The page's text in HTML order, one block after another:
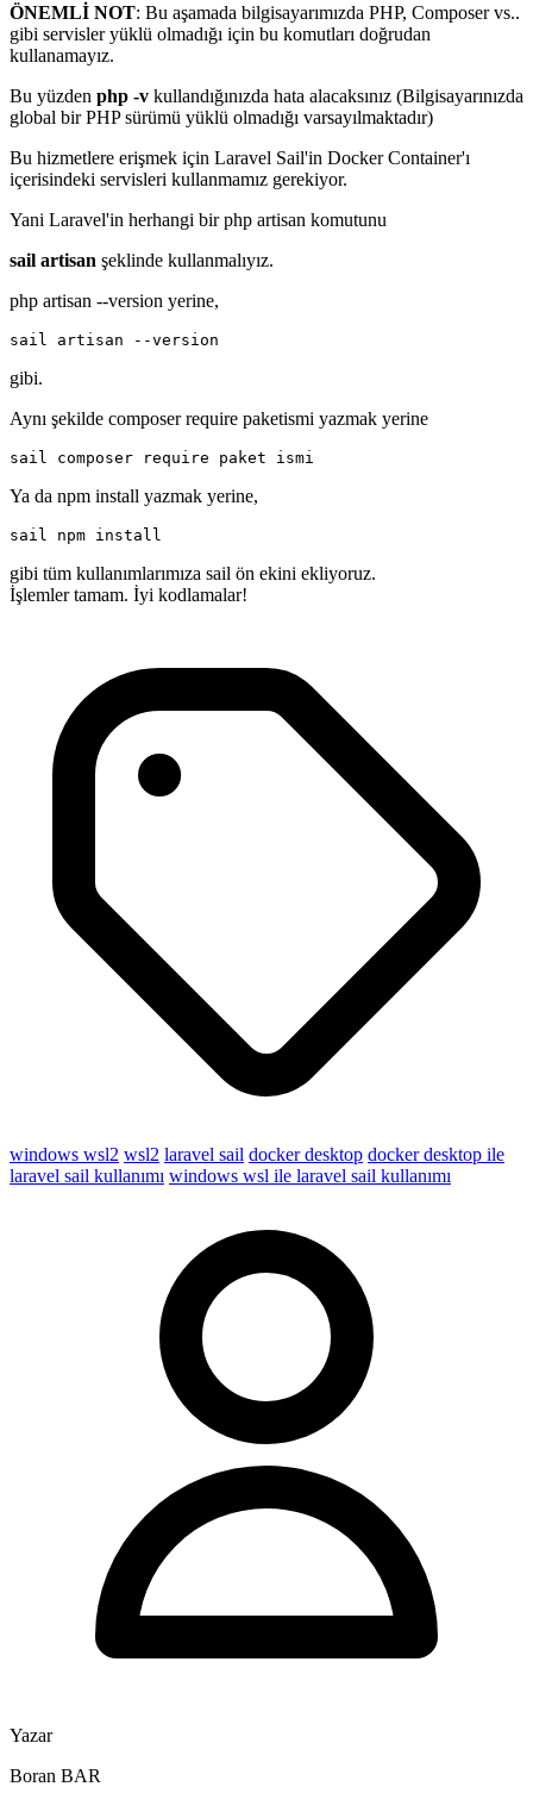
ÖNEMLİ NOT: Bu aşamada bilgisayarımızda PHP, Composer vs..
gibi servisler yüklü olmadığı için bu komutları doğrudan
kullanamayız.
Bu yüzden php -v kullandığınızda hata alacaksınız (Bilgisayarınızda
global bir PHP sürümü yüklü olmadığı varsayılmaktadır)
Bu hizmetlere erişmek için Laravel Sail'in Docker Container'ı
içerisindeki servisleri kullanmamız gerekiyor.
Yani Laravel'in herhangi bir php artisan komutunu
sail artisan şeklinde kullanmalıyız.
php artisan --version yerine,
sail artisan --version
gibi.
Aynı şekilde composer require paketismi yazmak yerine
sail composer require paket ismi
Ya da npm install yazmak yerine,
sail npm install
gibi tüm kullanımlarımıza sail ön ekini ekliyoruz.
İşlemler tamam. İyi kodlamalar!
windows wsl2 wsl2 laravel sail docker desktop docker desktop ile
laravel sail kullanımı windows wsl ile laravel sail kullanımı
Yazar
Boran BAR